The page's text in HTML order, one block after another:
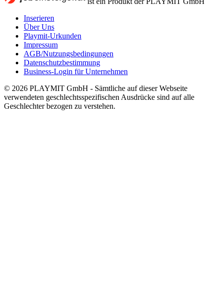
Inserieren
Über Uns
Playmit-Urkunden
Impressum
AGB/Nutzungsbedingungen
Datenschutzbestimmung
Business-Login für Unternehmen
© 2026 PLAYMIT GmbH - Sämtliche auf dieser Webseite
verwendeten geschlechtsspezifischen Ausdrücke sind auf alle
Geschlechter bezogen zu verstehen.